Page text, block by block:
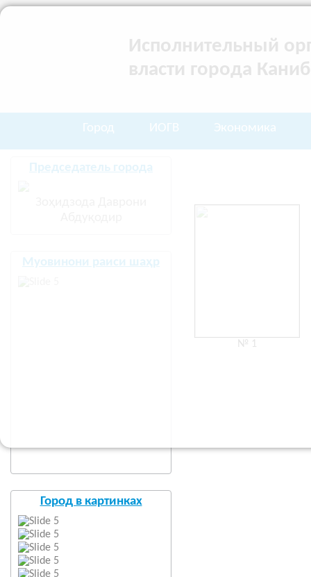
Исполнительный
власти города
Город ИОГВ Экономика
Председатель города
Муовинони раиси шаҳр
Город в картинках
№ 1